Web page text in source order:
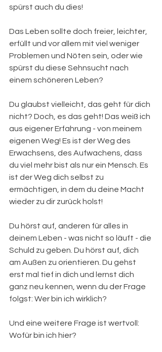
spürst auch du dies!
Das Leben sollte doch freier, leichter,
erfüllt und vor allem mit viel weniger
Problemen und Nöten sein, oder wie
spürst du diese Sehnsucht nach
einem schöneren Leben?
Du glaubst vielleicht, das geht für dich
nicht? Doch, es das geht! Das weiß ich
aus eigener Erfahrung - von meinem
eigenen Weg! Es ist der Weg des
Erwachsens, des Aufwachens, dass
du viel mehr bist als nur ein Mensch. Es
ist der Weg dich selbst zu
ermächtigen, in dem du deine Macht
wieder zu dir zurück holst!
Du hörst auf, anderen für alles in
deinem Leben - was nicht so läuft - die
Schuld zu geben. Du hörst auf, dich
am Außen zu orientieren. Du gehst
erst mal tief in dich und lernst dich
ganz neu kennen, wenn du der Frage
folgst: Wer bin ich wirklich?
Und eine weitere Frage ist wertvoll:
Wofür bin ich hier?